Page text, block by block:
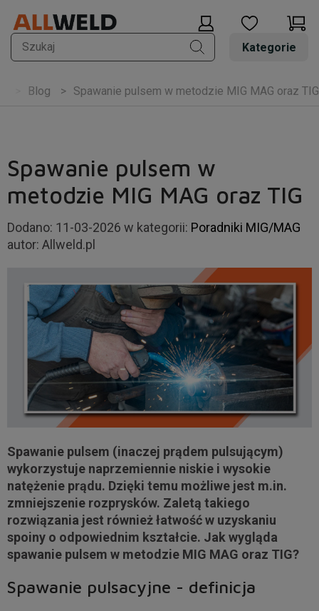
Kategorie
Blog Spawanie pulsem w metodzie MIG MAG oraz TIG
Spawanie pulsem w
metodzie MIG MAG oraz TIG
Dodano: 11-03-2026 w kategorii: Poradniki MIG/MAG
autor: Allweld.pl
Spawanie pulsem (inaczej prądem pulsującym)
wykorzystuje naprzemiennie niskie i wysokie
natężenie prądu. Dzięki temu możliwe jest m.in.
zmniejszenie rozprysków. Zaletą takiego
rozwiązania jest również łatwość w uzyskaniu
spoiny o odpowiednim kształcie. Jak wygląda
spawanie pulsem w metodzie MIG MAG oraz TIG?
Spawanie pulsacyjne - definicja